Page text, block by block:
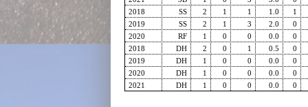
2018
SS 2 1 1 1.0
1
2019
SS 2 1 3 2.0
0
2020
RF 1 0 0 0.0
0
2018
DH 2 0 1 0.5
0
2019
DH 1 0 0 0.0
0
2020
DH 1 0 0 0.0
0
2021
DH 1 0 0 0.0 0